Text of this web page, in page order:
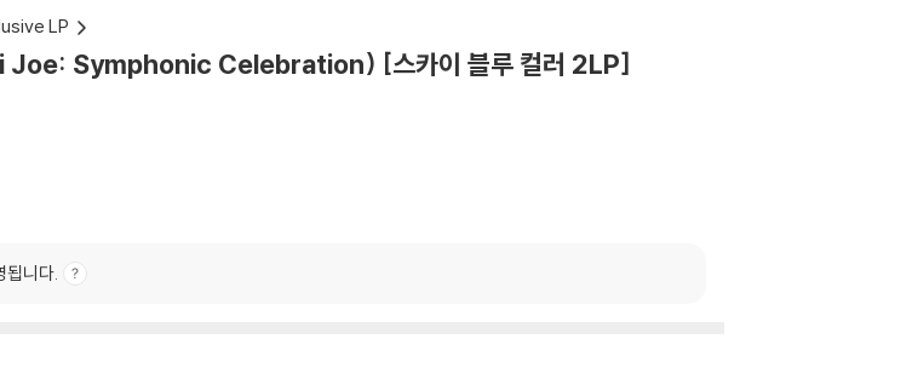
LP
Joe: Symphonic Celebration) [스카이 블루 컬러 2LP]
됩니다.